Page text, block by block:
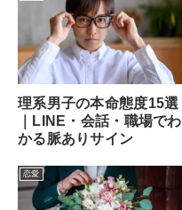
理系男子の本命態度15選
｜LINE・会話・職場でわ
かる脈ありサイン
恋愛